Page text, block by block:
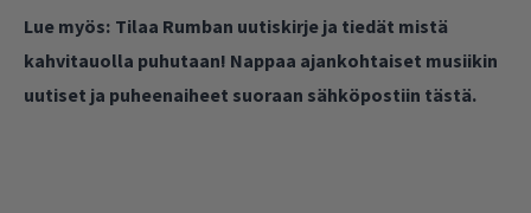
Lue myös: Tilaa Rumban uutiskirje ja tiedät mistä
kahvitauolla puhutaan! Nappaa ajankohtaiset musiikin
uutiset ja puheenaiheet suoraan sähköpostiin tästä.